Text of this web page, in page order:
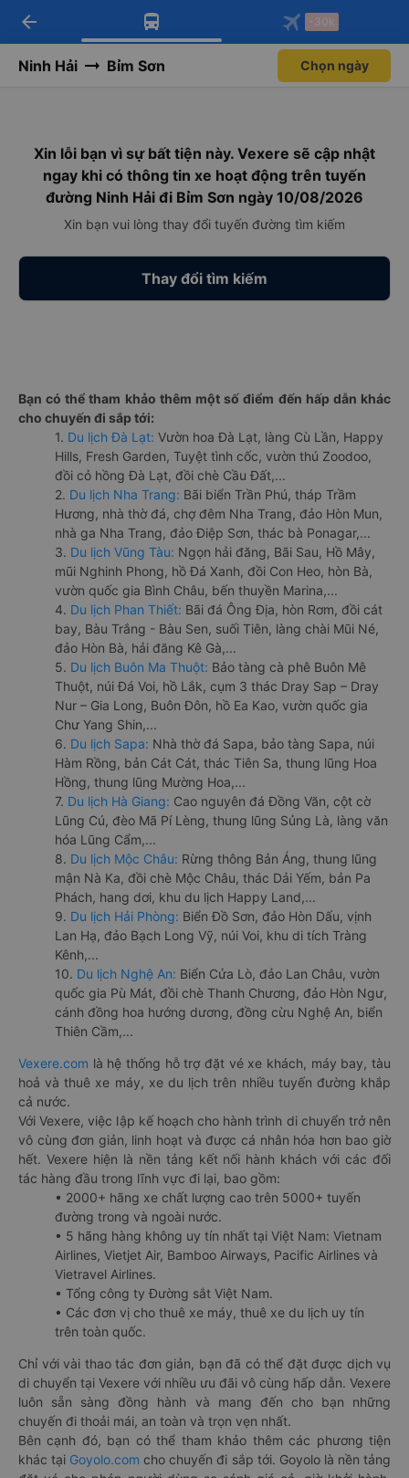
Tải app Vexere ngay!
Nhận ưu đãi thành viên độc
Mở app
Tải app Vexere
-30k/ghế khi đặt vé máy bay qua
Mở app
arrow_back -30k
Ninh Hải Bỉm Sơn Chọn ngày
Xin lỗi bạn vì sự bất tiện này. Vexere sẽ cập nhật
ngay khi có thông tin xe hoạt động trên tuyến
đường Ninh Hải đi Bỉm Sơn ngày 10/08/2026
Xin bạn vui lòng thay đổi tuyến đường tìm kiếm
Thay đổi tìm kiếm
Bạn có thể tham khảo thêm một số điểm đến hấp dẫn khác
cho chuyến đi sắp tới:
1. Du lịch Đà Lạt: Vườn hoa Đà Lạt, làng Cù Lần, Happy
Hills, Fresh Garden, Tuyệt tình cốc, vườn thú Zoodoo,
đồi cỏ hồng Đà Lạt, đồi chè Cầu Đất,...
2. Du lịch Nha Trang: Bãi biển Trần Phú, tháp Trầm
Hương, nhà thờ đá, chợ đêm Nha Trang, đảo Hòn Mun,
nhà ga Nha Trang, đảo Điệp Sơn, thác bà Ponagar,...
3. Du lịch Vũng Tàu: Ngọn hải đăng, Bãi Sau, Hồ Mây,
mũi Nghinh Phong, hồ Đá Xanh, đồi Con Heo, hòn Bà,
vườn quốc gia Bình Châu, bến thuyền Marina,...
4. Du lịch Phan Thiết: Bãi đá Ông Địa, hòn Rơm, đồi cát
bay, Bàu Trắng - Bàu Sen, suối Tiên, làng chài Mũi Né,
đảo Hòn Bà, hải đăng Kê Gà,...
5. Du lịch Buôn Ma Thuột: Bảo tàng cà phê Buôn Mê
Thuột, núi Đá Voi, hồ Lắk, cụm 3 thác Dray Sap – Dray
Nur – Gia Long, Buôn Đôn, hồ Ea Kao, vườn quốc gia
Chư Yang Shin,...
6. Du lịch Sapa: Nhà thờ đá Sapa, bảo tàng Sapa, núi
Hàm Rồng, bản Cát Cát, thác Tiên Sa, thung lũng Hoa
Hồng, thung lũng Mường Hoa,...
7. Du lịch Hà Giang: Cao nguyên đá Đồng Văn, cột cờ
Lũng Cú, đèo Mã Pí Lèng, thung lũng Sủng Là, làng văn
hóa Lũng Cẩm,...
8. Du lịch Mộc Châu: Rừng thông Bản Áng, thung lũng
mận Nà Ka, đồi chè Mộc Châu, thác Dải Yếm, bản Pa
Phách, hang dơi, khu du lịch Happy Land,...
9. Du lịch Hải Phòng: Biển Đồ Sơn, đảo Hòn Dấu, vịnh
Lan Hạ, đảo Bạch Long Vỹ, núi Voi, khu di tích Tràng
Kênh,...
10. Du lịch Nghệ An: Biển Cửa Lò, đảo Lan Châu, vườn
quốc gia Pù Mát, đồi chè Thanh Chương, đảo Hòn Ngư,
cánh đồng hoa hướng dương, đồng cừu Nghệ An, biển
Thiên Cầm,...
Vexere.com là hệ thống hỗ trợ đặt vé xe khách, máy bay, tàu
hoả và thuê xe máy, xe du lịch trên nhiều tuyến đường khắp
cả nước.
Với Vexere, việc lập kế hoạch cho hành trình di chuyển trở nên
vô cùng đơn giản, linh hoạt và được cá nhân hóa hơn bao giờ
hết. Vexere hiện là nền tảng kết nối hành khách với các đối
tác hàng đầu trong lĩnh vực đi lại, bao gồm:
• 2000+ hãng xe chất lượng cao trên 5000+ tuyến
đường trong và ngoài nước.
• 5 hãng hàng không uy tín nhất tại Việt Nam: Vietnam
Airlines, Vietjet Air, Bamboo Airways, Pacific Airlines và
Vietravel Airlines.
• Tổng công ty Đường sắt Việt Nam.
• Các đơn vị cho thuê xe máy, thuê xe du lịch uy tín
trên toàn quốc.
Chỉ với vài thao tác đơn giản, bạn đã có thể đặt được dịch vụ
di chuyển tại Vexere với nhiều ưu đãi vô cùng hấp dẫn. Vexere
luôn sẵn sàng đồng hành và mang đến cho bạn những
chuyến đi thoải mái, an toàn và trọn vẹn nhất.
Bên cạnh đó, bạn có thể tham khảo thêm các phương tiện
khác tại Goyolo.com cho chuyến đi sắp tới. Goyolo là nền tảng